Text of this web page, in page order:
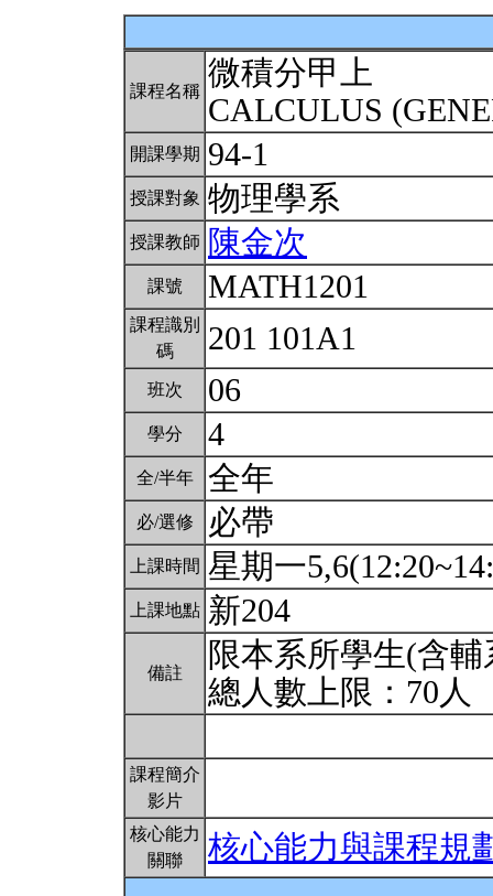
課程名稱 微積分甲上
CALCULUS
開課學期 94-1
授課對象 物理學系
授課教師 陳金次
課號 MATH1201
課程識別
碼
201 101A1
班次 06
學分 4
全/半年 全年
必/選修 必帶
上課時間 星期一
上課地點 新204
備註
限本系所學生(含
總人數上限：70人
課程簡介
影片
核心能力
關聯
核心能力與課程規